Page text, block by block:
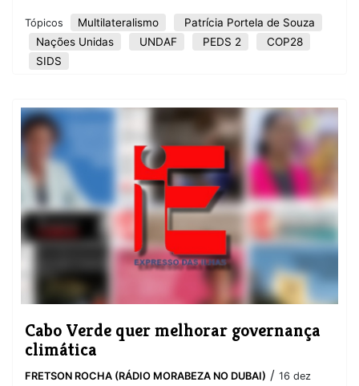
Tópicos Multilateralismo
Patrícia Portela de Souza
Nações Unidas
UNDAF PEDS 2
COP28
SIDS
Cabo Verde quer melhorar governança
climática
FRETSON ROCHA (RÁDIO MORABEZA NO DUBAI) / 16 dez